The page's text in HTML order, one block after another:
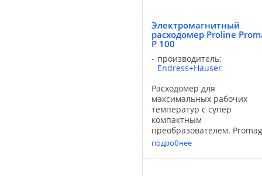
Электромагнитный
расходомер Proline
P 100
производитель:
Endress+Hauser
Расходомер для
максимальных рабочих
температур с cупер
компактным
преобразователем.
100 позволяет измерять
расход
жидкостей при высоких
подробнее